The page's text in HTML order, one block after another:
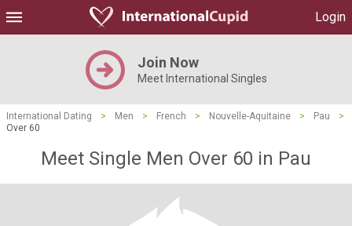
Login
Join Now
Meet International Singles
International Dating > Men > French > Nouvelle-Aquitaine > Pau
>
Over 60
Meet Single Men Over 60 in Pau